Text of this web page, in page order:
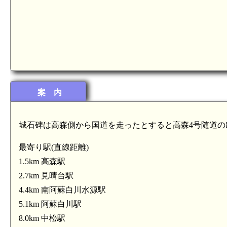
案 内
城石碑は高森側から国道を走ったとすると高森4号随道の
最寄り駅(直線距離)
1.5km 高森駅
2.7km 見晴台駅
4.4km 南阿蘇白川水源駅
5.1km 阿蘇白川駅
8.0km 中松駅